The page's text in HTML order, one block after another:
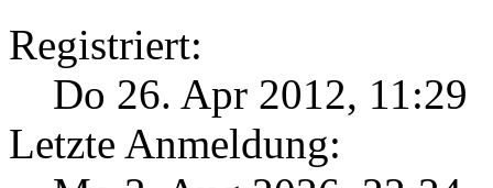
Registriert:
Do 26. Apr 2012, 11:29
Letzte Anmeldung: